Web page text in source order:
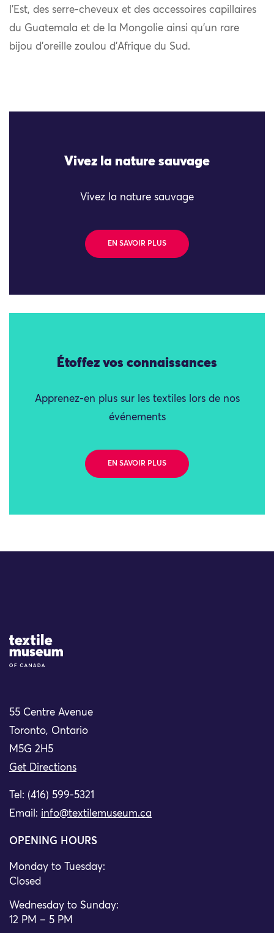
l’Est, des serre-cheveux et des accessoires capillaires
du Guatemala et de la Mongolie ainsi qu’un rare
bijou d’oreille zoulou d’Afrique du Sud.
Vivez la nature sauvage
Vivez la nature sauvage
EN SAVOIR PLUS
Étoffez vos connaissances
Apprenez-en plus sur les textiles lors de nos
événements
EN SAVOIR PLUS
Site Logo
55 Centre Avenue
Toronto, Ontario
M5G 2H5
Get Directions
Tel: (416) 599-5321
Email: info@textilemuseum.ca
OPENING HOURS
Monday to Tuesday:
Closed
Wednesday to Sunday:
12 PM – 5 PM